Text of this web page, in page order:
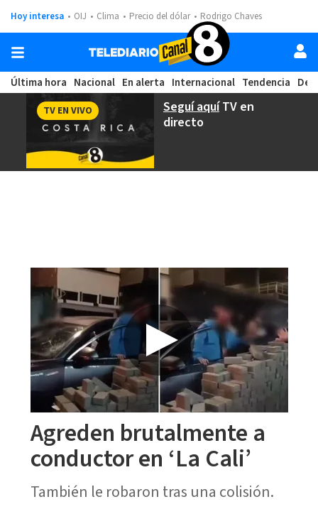
Hoy interesa OIJ Clima Precio del dólar Rodrigo Chaves
Última hora Nacional En alerta Internacional Tendencia
Seguí aquíTV en
directo
TV EN VIVO
Agreden brutalmente a
conductor en ‘La Cali’
También le robaron tras una colisión.